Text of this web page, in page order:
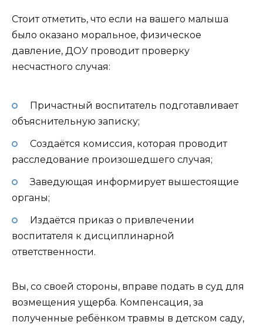
Стоит отметить, что если на вашего малыша
было оказано моральное, физическое
давление, ДОУ проводит проверку
несчастного случая:
Причастный воспитатель подготавливает
объяснительную записку;
Создаётся комиссия, которая проводит
расследование произошедшего случая;
Заведующая информирует вышестоящие
органы;
Издаётся приказ о привлечении
воспитателя к дисциплинарной
ответственности.
Вы, со своей стороны, вправе подать в суд для
возмещения ущерба. Компенсация, за
полученные ребёнком травмы в детском саду,